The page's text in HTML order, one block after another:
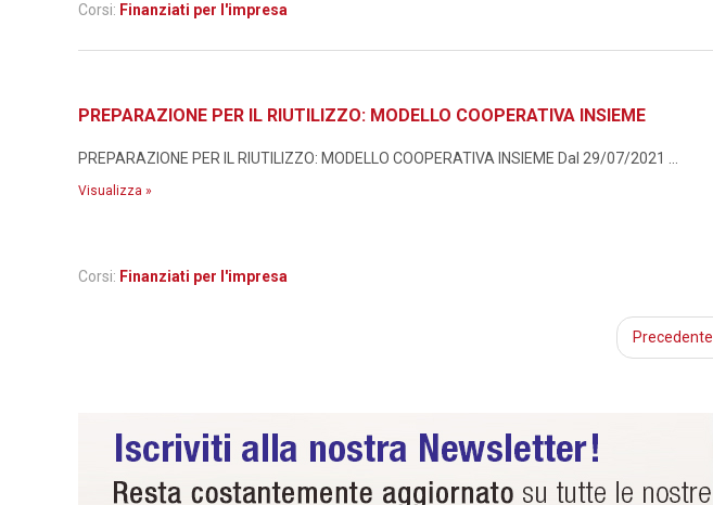
Corsi: Finanziati per l'impresa
PREPARAZIONE PER IL RIUTILIZZO: MODELLO COOPERATIVA INSIEME
PREPARAZIONE PER IL RIUTILIZZO: MODELLO COOPERATIVA INSIEME Dal 29/07/2021 ...
Visualizza »
Corsi: Finanziati per l'impresa
Precedente